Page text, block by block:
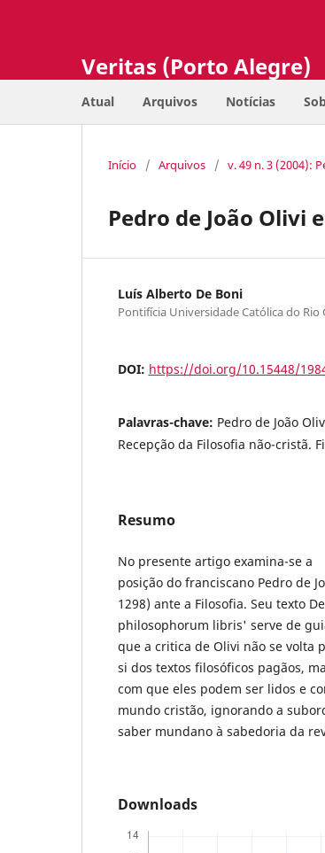
Veritas (Porto Alegre)
Atual Arquivos Notícias
Início / Arquivos / v. 49 n. 3 (2004):
Pedro de João Olivi
Luís Alberto De Boni
Pontifícia Universidade Católica do Rio
DOI: https://doi.org/10.15448/
Palavras-chave: Pedro de João
Recepção da Filosofia não-cristã.
Resumo
No presente artigo examina-se a
posição do franciscano Pedro de
1298) ante a Filosofia. Seu texto
philosophorum libris' serve de
que a critica de Olivi não se volta
si dos textos filosóficos pagãos,
com que eles podem ser lidos e
mundo cristão, ignorando a
saber mundano à sabedoria da
Downloads